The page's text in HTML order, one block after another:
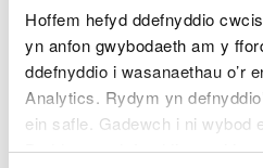
Hoffem hefyd ddefnyddio
yn anfon gwybodaeth am y
ddefnyddio i wasanaethau o’r
Analytics. Rydym yn
ein safle. Gadewch i ni wybod
Byddwn yn defnyddio cwci i
2. Rhaid i unrhyw aderyn a
o dan y drwydded hon
modrwy metel caeedig
rhif unigol. Mae hwn yn
parhaus (heb unrhyw